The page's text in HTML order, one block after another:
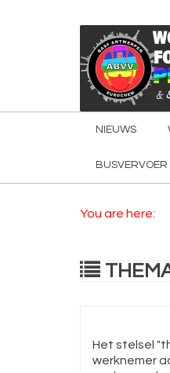
NIEUWS
BUSVERVOER
You are here:
Het stelsel
werknemer